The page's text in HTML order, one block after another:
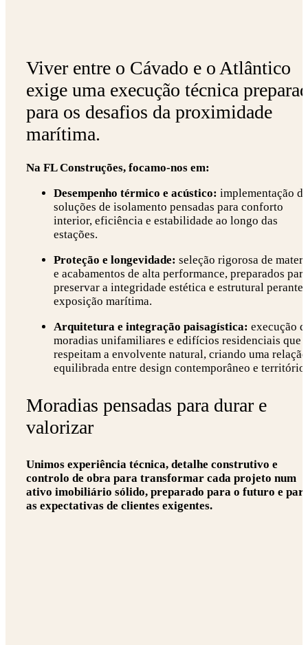
Viver entre o Cávado e o Atlântico
exige uma execução técnica
para os desafios da proximidade
marítima.
Na FL Construções, focamo-nos em:
Desempenho térmico e acústico: implementação de
soluções de isolamento pensadas para conforto
interior, eficiência e estabilidade ao longo das
estações.
Proteção e longevidade: seleção rigorosa de
e acabamentos de alta performance, preparados para
preservar a integridade estética e estrutural perante
exposição marítima.
Arquitetura e integração paisagística: execução
moradias unifamiliares e edifícios residenciais que
respeitam a envolvente natural, criando uma relação
equilibrada entre design contemporâneo e território.
Moradias pensadas para durar e
valorizar
Unimos experiência técnica, detalhe construtivo e
controlo de obra para transformar cada projeto num
ativo imobiliário sólido, preparado para o futuro e
as expectativas de clientes exigentes.